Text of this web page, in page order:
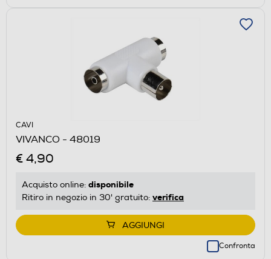
CAVI
VIVANCO - 48019
€ 4,90
Acquisto online: disponibile
Ritiro in negozio in 30' gratuito: verifica
AGGIUNGI
Confronta